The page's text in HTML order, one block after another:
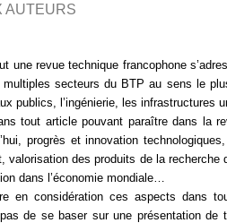
AUTEURS
une revue technique francophone
secteurs du BTP au sens le
publics, l’ingénierie, les infrastructures
tout article pouvant paraître dans la
progrès et innovation
valorisation des produits de la recherche
dans l’économie mondiale…
en considération ces aspects dans
de se baser sur une présentation de